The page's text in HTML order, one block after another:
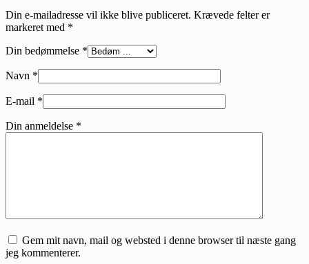
Din e-mailadresse vil ikke blive publiceret. Krævede felter er
markeret med *
Din bedømmelse *
Navn *
E-mail *
Din anmeldelse *
Gem mit navn, mail og websted i denne browser til næste gang
jeg kommenterer.